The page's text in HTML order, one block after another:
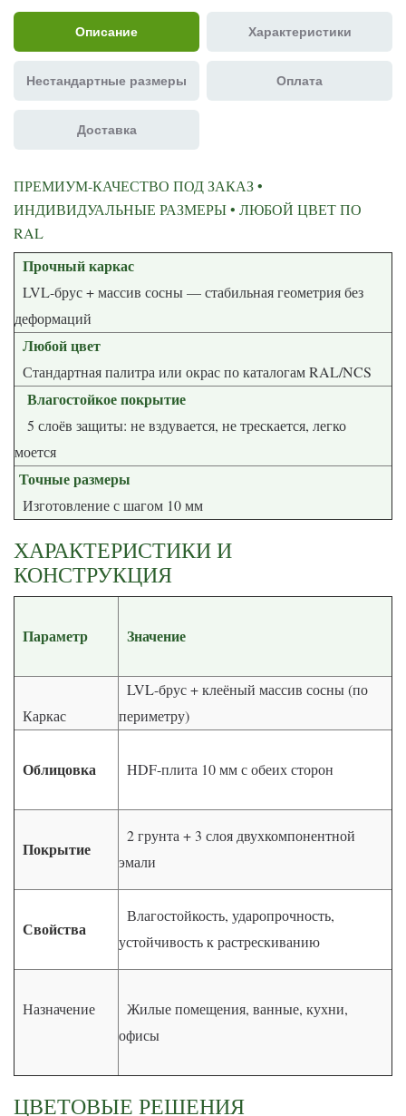
Описание Характеристики
Нестандартные размеры Оплата
Доставка
ПРЕМИУМ-КАЧЕСТВО ПОД ЗАКАЗ •
ИНДИВИДУАЛЬНЫЕ РАЗМЕРЫ • ЛЮБОЙ ЦВЕТ ПО
RAL
Прочный каркас
LVL-брус + массив сосны — стабильная геометрия без
деформаций
Любой цвет
Стандартная палитра или окрас по каталогам RAL/NCS
Влагостойкое покрытие
5 слоёв защиты: не вздувается, не трескается, легко
моется
Точные размеры
Изготовление с шагом 10 мм
ХАРАКТЕРИСТИКИ И
КОНСТРУКЦИЯ
Параметр Значение
Каркас
LVL-брус + клеёный массив сосны (по
периметру)
Облицовка HDF-плита 10 мм с обеих сторон
Покрытие
2 грунта + 3 слоя двухкомпонентной
эмали
Свойства
Влагостойкость, ударопрочность,
устойчивость к растрескиванию
Назначение
Жилые помещения, ванные, кухни,
офисы
ЦВЕТОВЫЕ РЕШЕНИЯ